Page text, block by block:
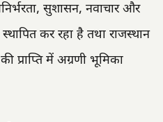
सुशासन, नवाचार और
कर रहा है तथा राजस्थान
प्राप्ति में अग्रणी भूमिका